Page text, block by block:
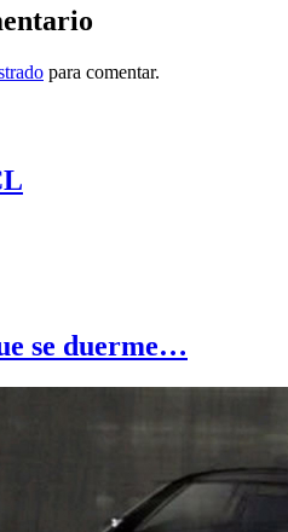
para comentar.
se duerme…